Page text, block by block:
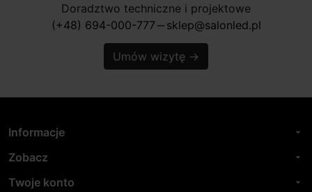
Doradztwo techniczne i projektowe
(+48) 694-000-777 horizontal_rule sklep@salonled.pl
Umów wizytę →
Informacje arrow_drop_down
Zobacz arrow_drop_down
Twoje konto arrow_drop_down